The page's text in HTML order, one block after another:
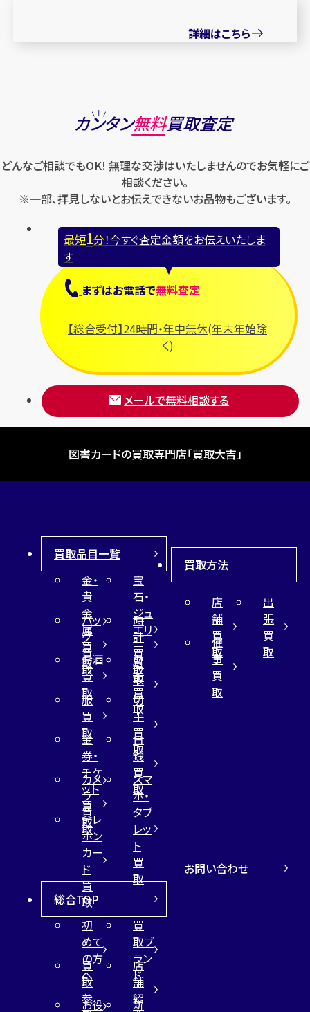
詳細はこちら
カンタン無料買取査定
どんなご相談でもOK! 無理な交渉はいたしませんのでお気軽にご
相談ください。
※一部、拝見しないとお伝えできないお品物もございます。
最短1分！今すぐ査定金額をお伝えいたしま
す
まずはお電話で無料査定
【総合受付】24時間・年中無休(年末年始除
く)
メールで無料相談する
図書カードの買取専門店「買取大吉」
買取品目一覧
金・
貴
金
属
買
取
宝
石・
ジュ
エリ
ー
買
取
バッ
グ
買
取
時
計
買
取
お酒
買
取
財
布
買
取
服
買
取
切
手
買
取
金
券・
チケ
ット
買
取
古
銭
買
取
カメ
ラ
買
取
スマ
ホ・
タブ
レッ
ト
買
取
テレ
ホン
カー
ド
買
取
買取方法
店
舗
買
取
出
張
買
取
催
事
買
取
総合TOP
初
めて
の方
へ
買
取ブ
ラン
ド
買
取
参
店
舗
紹
お役 新
お問い合わせ